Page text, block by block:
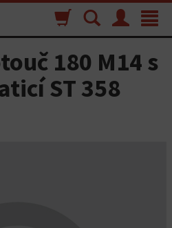
Toggle
Menu
Vyhľadávanie
Nákupný
košík
180 M14 s
ST 358